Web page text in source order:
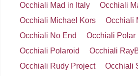
Occhiali Mad in Italy
Occhiali
Occhiali Michael Kors
Occhiali
Occhiali No End
Occhiali Polar
Occhiali Polaroid
Occhiali
Occhiali Rudy Project
Occhiali